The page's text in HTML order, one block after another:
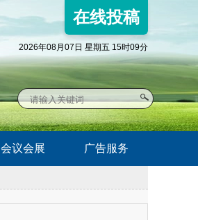
在线投稿
2026年08月07日 星期五 15时09分
会议会展 广告服务